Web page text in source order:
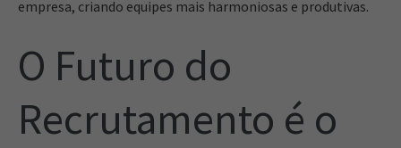
empresa, criando equipes mais harmoniosas e produtivas.
O Futuro do
Recrutamento é o